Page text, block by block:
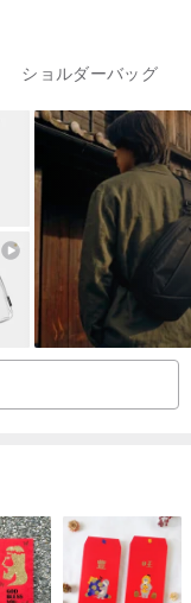
以内とさせていただ
動かし、語り合いま
ショルダーバッグ